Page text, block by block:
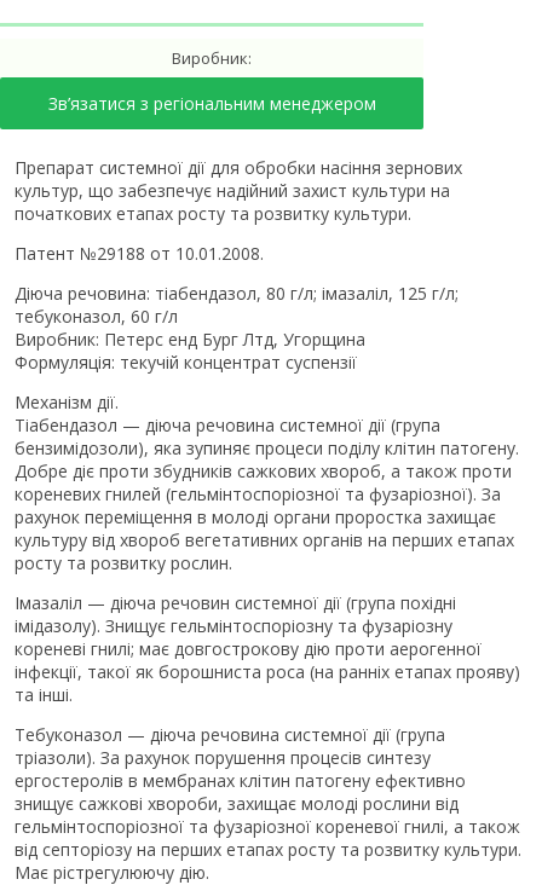
Виробник:
Зв’язатися з регіональним менеджером
Препарат системної дії для обробки насіння зернових
культур, що забезпечує надійний захист культури на
початкових етапах росту та розвитку культури.
Патент №29188 от 10.01.2008.
Діюча речовина: тіабендазол, 80 г/л; імазаліл, 125 г/л;
тебуконазол, 60 г/л
Виробник: Петерс енд Бург Лтд, Угорщина
Формуляція: текучій концентрат суспензії
Механізм дії.
Тіабендазол — діюча речовина системної дії (група
бензимідозоли), яка зупиняє процеси поділу клітин патогену.
Добре діє проти збудників сажкових хвороб, а також проти
кореневих гнилей (гельмінтоспоріозної та фузаріозної). За
рахунок переміщення в молоді органи проростка захищає
культуру від хвороб вегетативних органів на перших етапах
росту та розвитку рослин.
Імазаліл — діюча речовин системної дії (група похідні
імідазолу). Знищує гельмінтоспоріозну та фузаріозну
кореневі гнилі; має довгострокову дію проти аерогенної
інфекції, такої як борошниста роса (на ранніх етапах прояву)
та інші.
Тебуконазол — діюча речовина системної дії (група
тріазоли). За рахунок порушення процесів синтезу
ергостеролів в мембранах клітин патогену ефективно
знищує сажкові хвороби, захищає молоді рослини від
гельмінтоспоріозної та фузаріозної кореневої гнилі, а також
від септоріозу на перших етапах росту та розвитку культури.
Має рістрегулюючу дію.